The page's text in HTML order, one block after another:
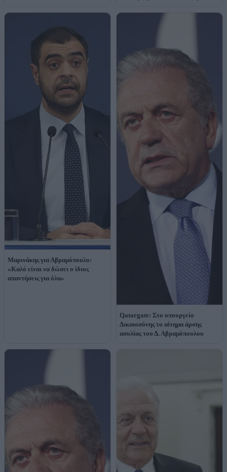
Μαρινάκης για Αβραμόπουλο:
«Καλό είναι να δώσει ο ίδιος
απαντήσεις για όλα»
Qatargate: Στο υπουργείο
Δικαιοσύνης το αίτημα άρσης
ασυλίας του Δ. Αβραμόπουλου